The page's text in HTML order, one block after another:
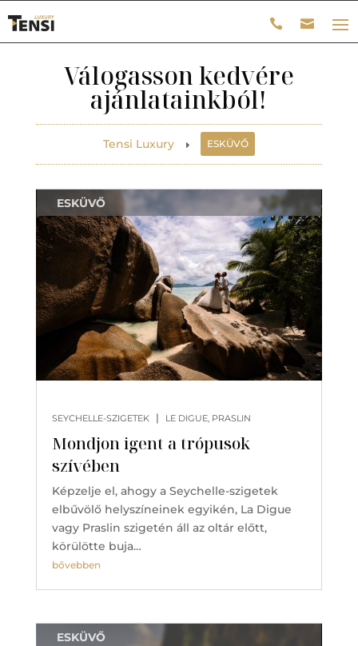
Válogasson kedvére
ajánlatainkból!
Tensi Luxury E ESKÜVŐ
Mondjon igent a trópusok
szívében
SEYCHELLE-SZIGETEK | LE DIGUE, PRASLIN
ESKÜVŐ
Képzelje el, ahogy a Seychelle-szigetek
elbűvölő helyszíneinek egyikén, La Digue
vagy Praslin szigetén áll az oltár előtt,
körülötte buja…
bővebben
ESKÜVŐ